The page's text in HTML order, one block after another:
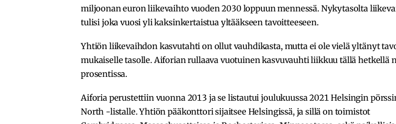
miljoonan euron liikevaihto vuoden 2030 loppuun mennessä. Nykytasolta
tulisi joka vuosi yli kaksinkertaistua yltääkseen tavoitteeseen.
Yhtiön liikevaihdon kasvutahti on ollut vauhdikasta, mutta ei ole vielä yltänyt
mukaiselle tasolle. Aiforian rullaava vuotuinen kasvuvauhti liikkuu tällä hetkellä
prosentissa.
Aiforia perustettiin vuonna 2013 ja se listautui joulukuussa 2021 Helsingin
North -listalle. Yhtiön pääkonttori sijaitsee Helsingissä, ja sillä on toimistot